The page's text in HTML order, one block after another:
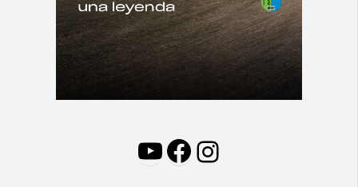
YouTube
Facebook
Instagram